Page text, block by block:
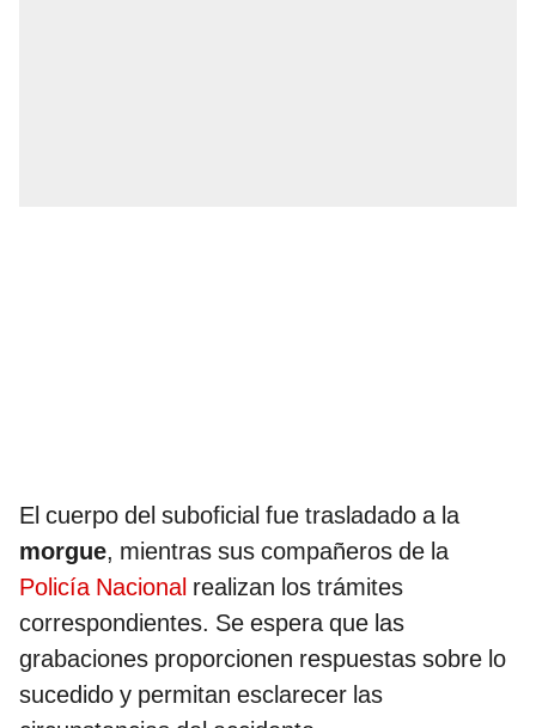
El cuerpo del suboficial fue trasladado a la
morgue, mientras sus compañeros de la
Policía Nacional realizan los trámites
correspondientes. Se espera que las
grabaciones proporcionen respuestas sobre lo
sucedido y permitan esclarecer las